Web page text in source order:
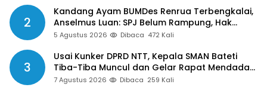
2
Kandang Ayam BUMDes Renrua Terbengkalai,
Anselmus Luan: SPJ Belum Rampung, Hak
Aparat Desa Sejak Januari Belum Dibayar
5 Agustus 2026 Dibaca 472 Kali
3
Usai Kunker DPRD NTT, Kepala SMAN Bateti
Tiba-Tiba Muncul dan Gelar Rapat Mendadak,
Guru Pertanyakan Hak 15 Persen yang Belum
7 Agustus 2026 Dibaca 259 Kali